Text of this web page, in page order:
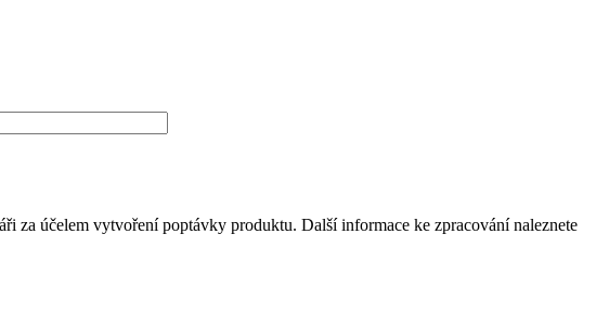
za účelem vytvoření poptávky produktu. Další informace ke zpracování naleznete